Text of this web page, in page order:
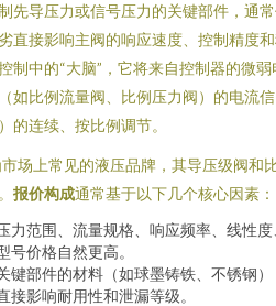
先导压力或信号压力的关键部件，通
直接影响主阀的响应速度、控制精度
制中的“大脑”，它将来自控制器的微弱
如比例流量阀、比例压力阀）的电流信
的连续、按比例调节。
场上常见的液压品牌，其导压级阀和
报价构成通常基于以下几个核心因素：
力范围、流量规格、响应频率、线性度
价格自然更高。
键部件的材料（如球墨铸铁、不锈钢）
影响耐用性和泄漏等级。